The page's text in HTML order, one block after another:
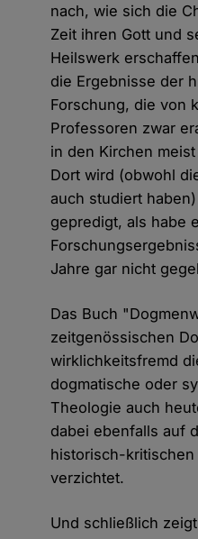
nach, wie sich die
Zeit ihren Gott und
Heilswerk
die Ergebnisse der
Forschung, die von
Professoren zwar
in den Kirchen
Dort wird (obwohl
auch studiert
gepredigt, als habe
Jahre gar nicht
Das Buch
zeitgenössischen
wirklichkeitsfremd
dogmatische oder
Theologie auch
dabei ebenfalls auf
historisch-
verzichtet.
Und schließlich